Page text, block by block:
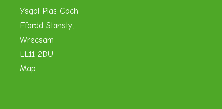
Ysgol Plas Coch
Ffordd Stansty,
Wrecsam
LL11 2BU
Map